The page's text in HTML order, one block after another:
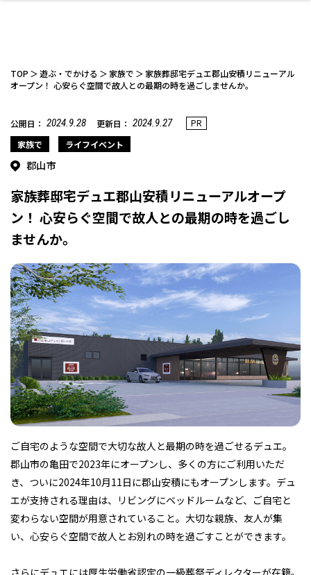
お酒
和食 わんぱく 福島ローカルグル
メ
パン アジア・エスニッ
ク
テイクアウト
デート・友達と
温泉 体験 名所
レジャー・スポー
ツ施設
非日常 イベントレポート
美容アイテム
フィットネス・や
せたい
鍼灸・整体・リラ
クゼーション
まつ毛サロン
脱毛 温活・サウナ 歯列矯正・審美歯
科
ファッション
スポーツ・アウト
インテリア 食品・酒 生活を彩るモノ
その他
趣味・スキルアッ
プ
保育園・こども園 子どもの習い事・
塾
幼稚園 教育 ライフイベント
リフォーム・リノ
TOP 遊ぶ・でかける 家族で
家族葬邸宅デュエ郡山安積リニューアル
オープン！ 心安らぐ空間で故人との最期の時を過ごしませんか。
公開日： 2024.9.28 更新日： 2024.9.27
PR
家族で
ライフイベント
郡山市
家族葬邸宅デュエ郡山安積リニューアルオープ
ン！ 心安らぐ空間で故人との最期の時を過ごし
ませんか。
ご自宅のような空間で大切な故人と最期の時を過ごせるデュエ。
郡山市の亀田で2023年にオープンし、多くの方にご利用いただ
き、ついに2024年10月11日に郡山安積にもオープンします。デュ
エが支持される理由は、リビングにベッドルームなど、ご自宅と
変わらない空間が用意されていること。大切な親族、友人が集
い、心安らぐ空間で故人とお別れの時を過ごすことができます。